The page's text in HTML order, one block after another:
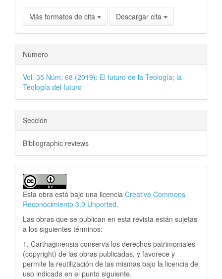
Más formatos de cita Descargar cita
Número
Vol. 35 Núm. 68 (2019): El futuro de la Teología; la
Teología del futuro
Sección
Bibliographic reviews
Esta obra está bajo una licencia Creative Commons
Reconocimiento 3.0 Unported.
Las obras que se publican en esta revista están sujetas
a los siguientes términos:
1. Carthaginensia conserva los derechos patrimoniales
(copyright) de las obras publicadas, y favorece y
permite la reutilización de las mismas bajo la licencia de
uso indicada en el punto siguiente.